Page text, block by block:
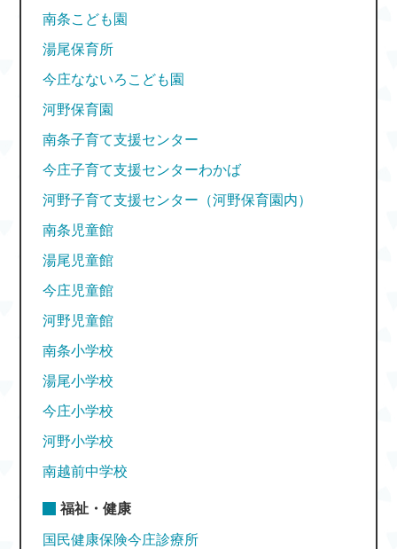
南条こども園
湯尾保育所
今庄なないろこども園
河野保育園
南条子育て支援センター
今庄子育て支援センターわかば
河野子育て支援センター（河野保育園内）
南条児童館
湯尾児童館
今庄児童館
河野児童館
南条小学校
湯尾小学校
今庄小学校
河野小学校
南越前中学校
福祉・健康
国民健康保険今庄診療所